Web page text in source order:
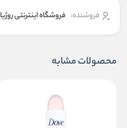
فروشنده: فروشگاه اینترنتی روژیا
محصولات مشابه